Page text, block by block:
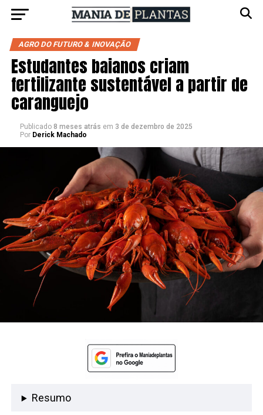
AGRO DO FUTURO & INOVAÇÃO
Estudantes baianos criam
fertilizante sustentável a partir de
caranguejo
Publicado 8 meses atrás em 3 de dezembro de 2025
Por Derick Machado
Resumo